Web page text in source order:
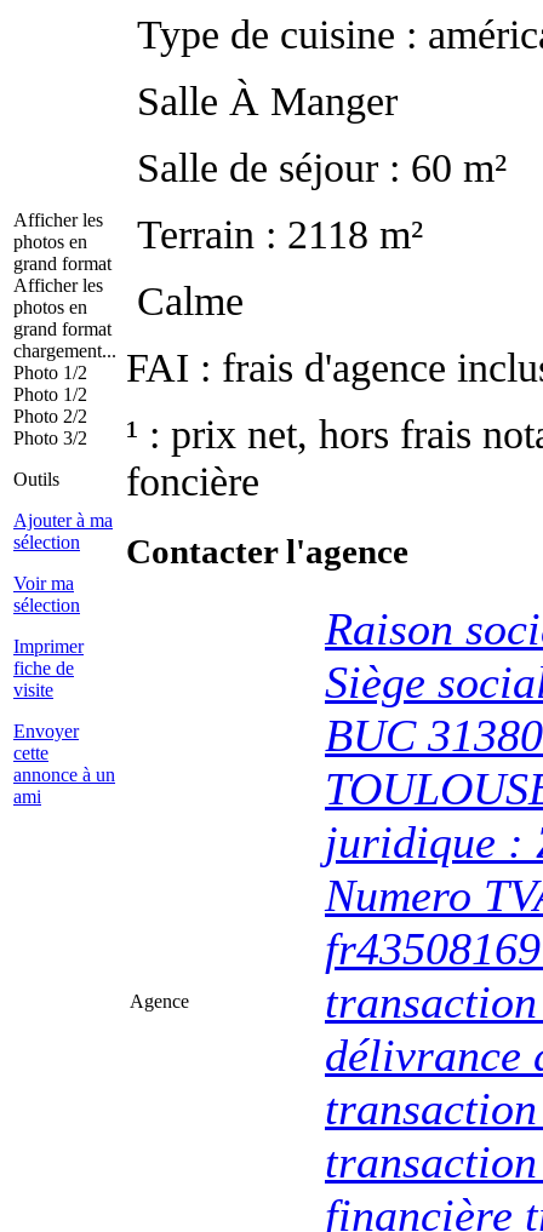
Afficher les
photos en
grand format
Afficher les
photos en
grand format
chargement...
Photo 1/2
Photo 1/2
Photo 2/2
Photo 3/2
Outils
Ajouter à ma
sélection
Voir ma
sélection
Imprimer
fiche de
visite
Envoyer
cette
annonce à un
ami
Type de cuisine :
Salle À Manger
Salle de séjour : 60 m²
Terrain : 2118 m²
Calme
FAI : frais d'agence
¹ : prix net, hors frais
foncière
Contacter l'agence
Agence
Raison
Siège
BUC
juridique :
Numero
délivrance
financière